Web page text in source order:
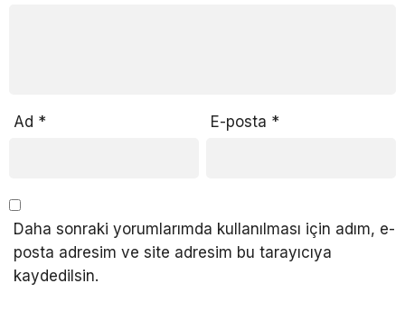
Ad * E-posta *
Daha sonraki yorumlarımda kullanılması için adım, e-
posta adresim ve site adresim bu tarayıcıya
kaydedilsin.